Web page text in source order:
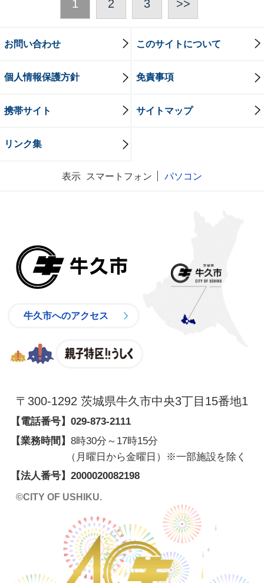
1 2 3 >>
お問い合わせ このサイトについて
個人情報保護方針 免責事項
携帯サイト サイトマップ
リンク集
表示 スマートフォン パソコン
牛久市へのアクセス
〒300-1292 茨城県牛久市中央3丁目15番地1
【電話番号】 029-873-2111
【業務時間】 8時30分～17時15分
（月曜日から金曜日）※一部施設を除く
【法人番号】 2000020082198
©CITY OF USHIKU.